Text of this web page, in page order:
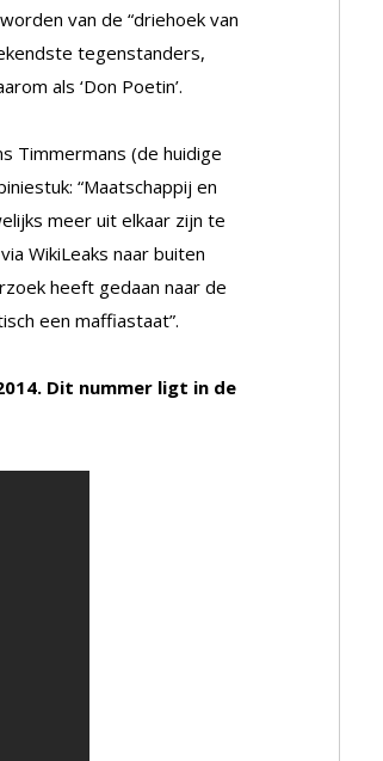
van de “driehoek van
tegenstanders,
als ‘Don Poetin’.
Timmermans (de huidige
“Maatschappij en
meer uit elkaar zijn te
WikiLeaks naar buiten
heeft gedaan naar de
een maffiastaat”.
Dit nummer ligt in de